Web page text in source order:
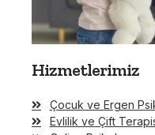
Hizmetlerimiz
Çocuk ve Ergen
Evlilik ve Çift